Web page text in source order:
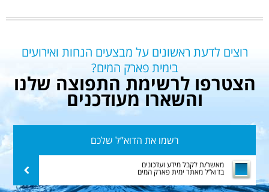
רוצים לדעת ראשונים על מבצעים הנחות ואירועים
בימית פארק המים?
הצטרפו לרשימת התפוצה שלנו
והשארו מעודכנים
הדוא”ל
שלכם
מאשר/ת לקבל מידע ועדכונים
בדוא”ל מאתר ימית פארק המים